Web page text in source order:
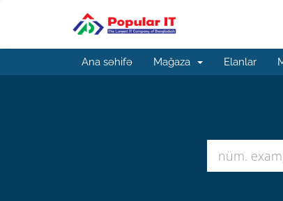
Ana səhifə Mağaza Elanlar